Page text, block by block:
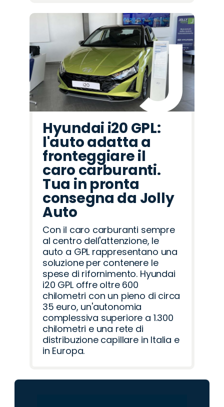
Hyundai i20 GPL:
l'auto adatta a
fronteggiare il
caro carburanti.
Tua in pronta
consegna da Jolly
Auto
Con il caro carburanti sempre
al centro dell'attenzione, le
auto a GPL rappresentano una
soluzione per contenere le
spese di rifornimento. Hyundai
i20 GPL offre oltre 600
chilometri con un pieno di circa
35 euro, un'autonomia
complessiva superiore a 1.300
chilometri e una rete di
distribuzione capillare in Italia e
in Europa.